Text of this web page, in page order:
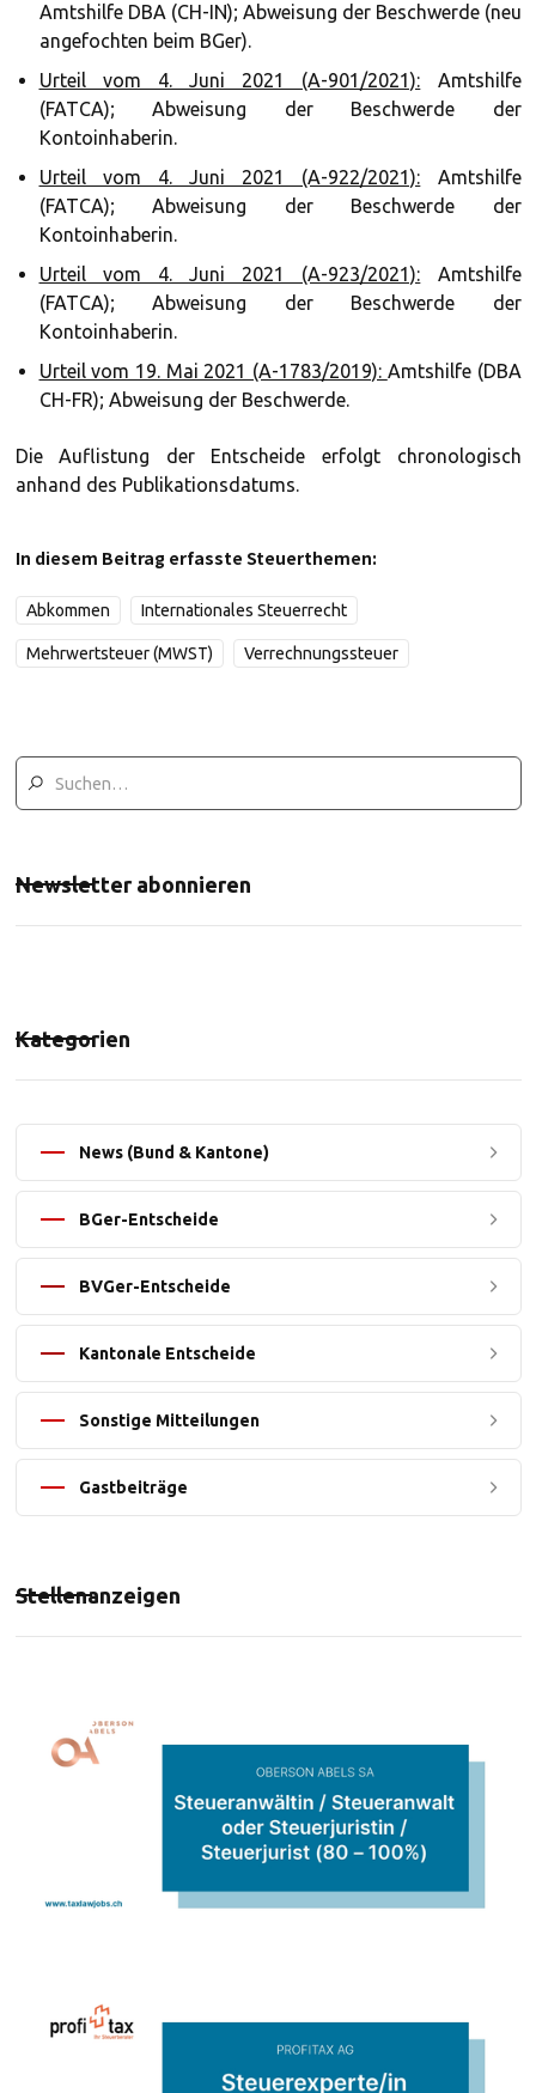
Amtshilfe DBA (CH-IN); Abweisung der Beschwerde (neu
angefochten beim BGer).
Urteil vom 4. Juni 2021 (A-901/2021): Amtshilfe
(FATCA); Abweisung der Beschwerde der
Kontoinhaberin.
Urteil vom 4. Juni 2021 (A-922/2021): Amtshilfe
(FATCA); Abweisung der Beschwerde der
Kontoinhaberin.
Urteil vom 4. Juni 2021 (A-923/2021): Amtshilfe
(FATCA); Abweisung der Beschwerde der
Kontoinhaberin.
Urteil vom 19. Mai 2021 (A-1783/2019): Amtshilfe (DBA
CH-FR); Abweisung der Beschwerde.
Die Auflistung der Entscheide erfolgt chronologisch
anhand des Publikationsdatums.
In diesem Beitrag erfasste Steuerthemen:
Abkommen Internationales Steuerrecht
Mehrwertsteuer (MWST) Verrechnungssteuer
Newsletter abonnieren
Kategorien
News (Bund & Kantone)
BGer-Entscheide
BVGer-Entscheide
Kantonale Entscheide
Sonstige Mitteilungen
Gastbeiträge
Stellenanzeigen